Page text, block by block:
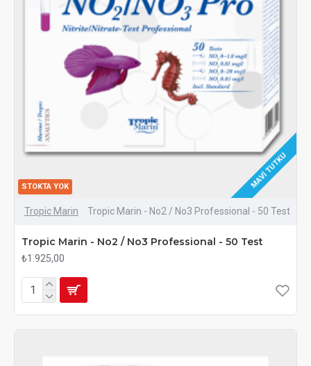
MAVI TUTKU
STOKTA YOK
Tropic Marin Tropic Marin - No2 / No3 Professional - 50 Test
Tropic Marin - No2 / No3 Professional - 50 Test
₺1.925,00